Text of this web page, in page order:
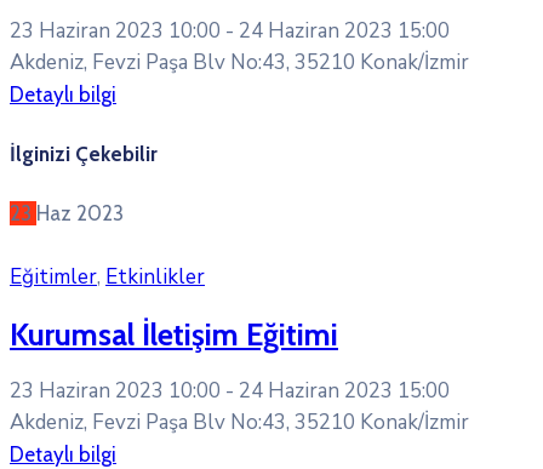
23 Haziran 2023 10:00 - 24 Haziran 2023 15:00
Akdeniz, Fevzi Paşa Blv No:43, 35210 Konak/İzmir
Detaylı bilgi
İlginizi Çekebilir
23 Haz 2023
Eğitimler, Etkinlikler
Kurumsal İletişim Eğitimi
23 Haziran 2023 10:00 - 24 Haziran 2023 15:00
Akdeniz, Fevzi Paşa Blv No:43, 35210 Konak/İzmir
Detaylı bilgi